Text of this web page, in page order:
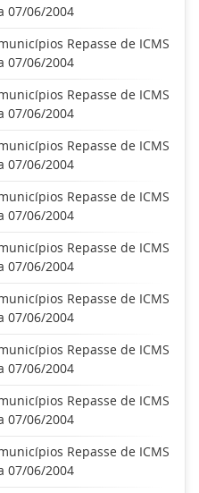
07/06/2004
Repasse de ICMS
07/06/2004
Repasse de ICMS
07/06/2004
Repasse de ICMS
07/06/2004
Repasse de ICMS
07/06/2004
Repasse de ICMS
07/06/2004
Repasse de ICMS
07/06/2004
Repasse de ICMS
07/06/2004
Repasse de ICMS
07/06/2004
Repasse de ICMS
07/06/2004